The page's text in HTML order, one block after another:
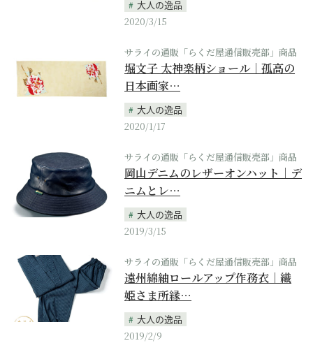
大人の逸品
2020/3/15
サライの通販「らくだ屋通信販売部」商品
堀文子 太神楽柄ショール｜孤高の
日本画家…
大人の逸品
2020/1/17
サライの通販「らくだ屋通信販売部」商品
岡山デニムのレザーオンハット｜デ
ニムとレ…
大人の逸品
2019/3/15
サライの通販「らくだ屋通信販売部」商品
遠州綿紬ロールアップ作務衣｜織
姫さま所縁…
大人の逸品
2019/2/9